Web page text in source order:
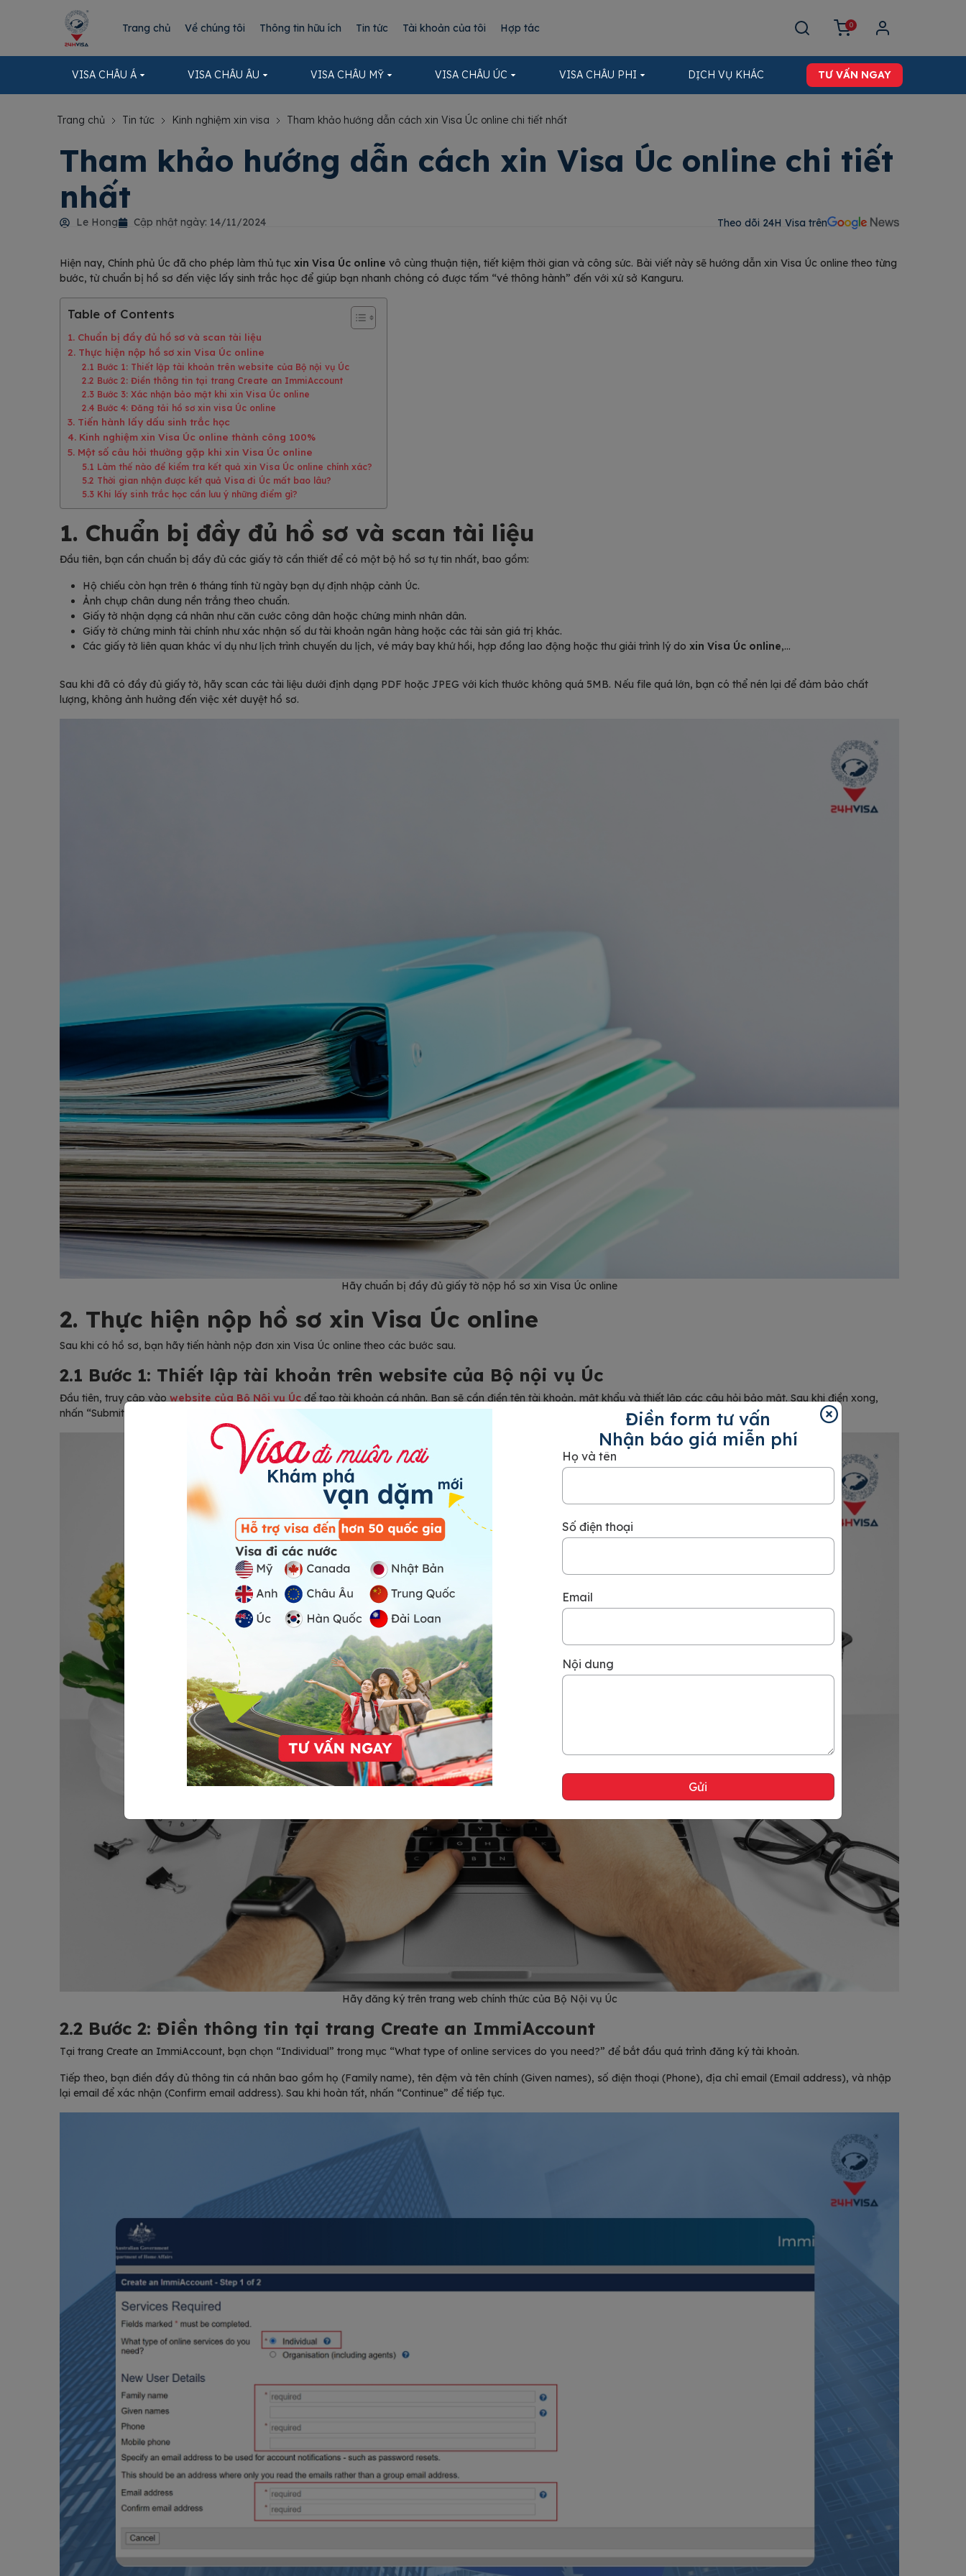
Trang chủ Về chúng tôi Thông tin hữu ích Tin tức Tài khoản của tôi Hợp tác 0
VISA CHÂU Á VISA CHÂU ÂU VISA CHÂU MỸ VISA CHÂU ÚC VISA CHÂU PHI DỊCH VỤ KHÁC TƯ VẤN NGAY
Trang chủ Tin tức Kinh nghiệm xin visa Tham khảo hướng dẫn cách xin Visa Úc online chi tiết nhất
Tham khảo hướng dẫn cách xin Visa Úc online chi tiết
nhất
Le Hong Cập nhật ngày: 14/11/2024 Theo dõi 24H Visa trên​
Hiện nay, Chính phủ Úc đã cho phép làm thủ tục xin Visa Úc online vô cùng thuận tiện, tiết kiệm thời gian và công sức. Bài viết này sẽ hướng dẫn xin Visa Úc online theo từng
bước, từ chuẩn bị hồ sơ đến việc lấy sinh trắc học để giúp bạn nhanh chóng có được tấm “vé thông hành” đến với xứ sở Kanguru.
Table of Contents
1. Chuẩn bị đầy đủ hồ sơ và scan tài liệu
2. Thực hiện nộp hồ sơ xin Visa Úc online
2.1 Bước 1: Thiết lập tài khoản trên website của Bộ nội vụ Úc
2.2 Bước 2: Điền thông tin tại trang Create an ImmiAccount
2.3 Bước 3: Xác nhận bảo mật khi xin Visa Úc online
2.4 Bước 4: Đăng tải hồ sơ xin visa Úc online
3. Tiến hành lấy dấu sinh trắc học
4. Kinh nghiệm xin Visa Úc online thành công 100%
5. Một số câu hỏi thường gặp khi xin Visa Úc online
5.1 Làm thế nào để kiểm tra kết quả xin Visa Úc online chính xác?
5.2 Thời gian nhận được kết quả Visa đi Úc mất bao lâu?
5.3 Khi lấy sinh trắc học cần lưu ý những điểm gì?
1. Chuẩn bị đầy đủ hồ sơ và scan tài liệu
Đầu tiên, bạn cần chuẩn bị đầy đủ các giấy tờ cần thiết để có một bộ hồ sơ tự tin nhất, bao gồm:
Hộ chiếu còn hạn trên 6 tháng tính từ ngày bạn dự định nhập cảnh Úc.
Ảnh chụp chân dung nền trắng theo chuẩn.
Giấy tờ nhận dạng cá nhân như căn cước công dân hoặc chứng minh nhân dân.
Giấy tờ chứng minh tài chính như xác nhận số dư tài khoản ngân hàng hoặc các tài sản giá trị khác.
Các giấy tờ liên quan khác ví dụ như lịch trình chuyến du lịch, vé máy bay khứ hồi, hợp đồng lao động hoặc thư giải trình lý do xin Visa Úc online,…
Sau khi đã có đầy đủ giấy tờ, hãy scan các tài liệu dưới định dạng PDF hoặc JPEG với kích thước không quá 5MB. Nếu file quá lớn, bạn có thể nén lại để đảm bảo chất
lượng, không ảnh hưởng đến việc xét duyệt hồ sơ.
Hãy chuẩn bị đầy đủ giấy tờ nộp hồ sơ xin Visa Úc online
2. Thực hiện nộp hồ sơ xin Visa Úc online
Sau khi có hồ sơ, bạn hãy tiến hành nộp đơn xin Visa Úc online theo các bước sau.
2.1 Bước 1: Thiết lập tài khoản trên website của Bộ nội vụ Úc
Đầu tiên, truy cập vào website của Bộ Nội vụ Úc để tạo tài khoản cá nhân. Bạn sẽ cần điền tên tài khoản, mật khẩu và thiết lập các câu hỏi bảo mật. Sau khi điền xong,
nhấn “Submit” và kiểm tra email để xác nhận tài khoản.
Hãy đăng ký trên trang web chính thức của Bộ Nội vụ Úc
2.2 Bước 2: Điền thông tin tại trang Create an ImmiAccount
Tại trang Create an ImmiAccount, bạn chọn “Individual” trong mục “What type of online services do you need?” để bắt đầu quá trình đăng ký tài khoản.
Tiếp theo, bạn điền đầy đủ thông tin cá nhân bao gồm họ (Family name), tên đệm và tên chính (Given names), số điện thoại (Phone), địa chỉ email (Email address), và nhập
lại email để xác nhận (Confirm email address). Sau khi hoàn tất, nhấn “Continue” để tiếp tục.
Điền form tư vấn
Nhận báo giá miễn phí
Họ và tên
Số điện thoại
Email
Nội dung